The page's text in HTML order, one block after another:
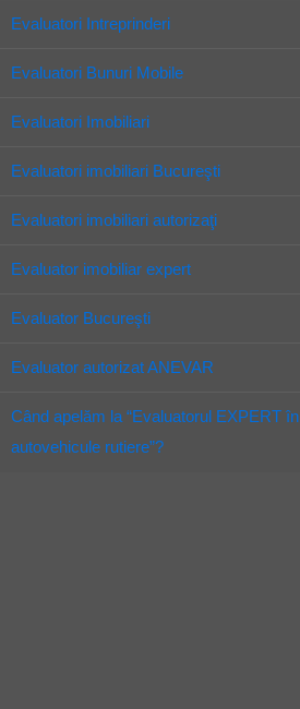
Evaluatori Intreprinderi
Evaluatori Bunuri Mobile
Evaluatori Imobiliari
Evaluatori imobiliari Bucureşti
Evaluatori imobiliari autorizaţi
Evaluator imobiliar expert
Evaluator Bucureşti
Evaluator autorizat ANEVAR
Când apelăm la “Evaluatorul EXPERT în
autovehicule rutiere”?